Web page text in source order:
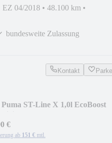
EZ 04/2018 • 48.100 km •
bundesweite Zulassung
Kontakt
ST-Line X 1,0l EcoBoost
€
ab 151 € mtl.